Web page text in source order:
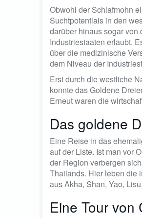
Obwohl der Schlafmohn
Suchtpotentials in den
darüber hinaus sogar von
Industriestaaten erlaubt.
über die medizinische
dem Niveau der
Erst durch die westliche
konnte das Goldene
Erneut waren die
Das goldene
Eine Reise in das
auf der Liste. Ist man vor
der Region verbergen
Thailands. Hier leben die
aus Akha, Shan, Yao,
Eine Tour von